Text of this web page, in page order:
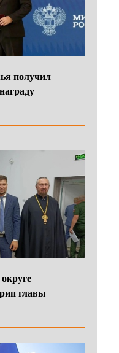
получил
главы